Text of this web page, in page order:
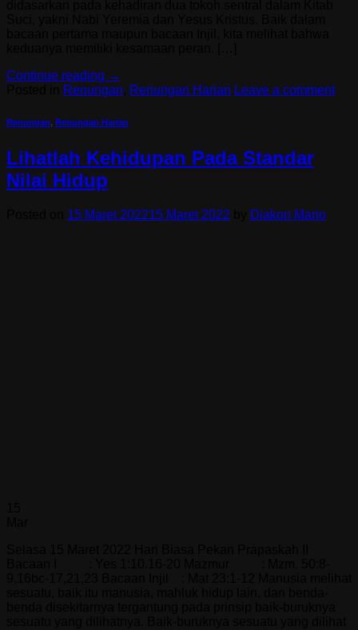
Continue reading →
Renungan Renungan Harian Leave a comment
Renungan, Renungan Harian
Lihatlah Kehidupan Pada Standar
Nilai Hidup
15 Maret 202215 Maret 2022 Diakon Mario